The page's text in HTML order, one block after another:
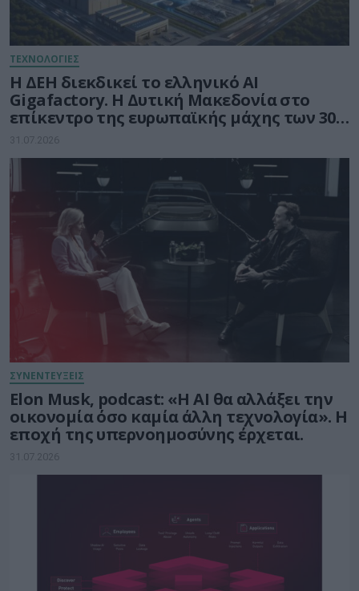
ΤΕΧΝΟΛΟΓΙΕΣ
Η ΔΕΗ διεκδικεί το ελληνικό AI
Gigafactory. Η Δυτική Μακεδονία στο
επίκεντρο της ευρωπαϊκής μάχης των 30
δισ. ευρώ για την Τεχνητή Νοημοσύνη
31.07.2026
ΣΥΝΕΝΤΕΥΞΕΙΣ
Elon Musk, podcast: «Η AI θα αλλάξει την
οικονομία όσο καμία άλλη τεχνολογία». Η
εποχή της υπερνοημοσύνης έρχεται.
31.07.2026